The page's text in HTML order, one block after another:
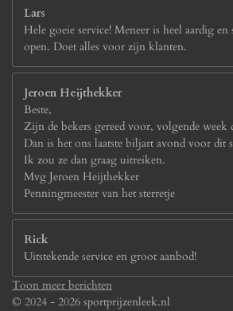
Lars
Hele goeie service! Meneer is heel aardig en
open. Doet alles voor zijn klanten.
Jeroen Heijthekker
Beste,
Zijn de bekers gereed voor, volgende week
Dan is het ons laatste biljart avond voor dit
Ik zou ze dan graag uitreiken.
Mvg Jeroen Heijthekker
Penningmeester van het sterretje
Rick
Uitstekende service en groot aanbod!
Toon meer berichten
© 2024 - 2026 sportprijzenleek.nl